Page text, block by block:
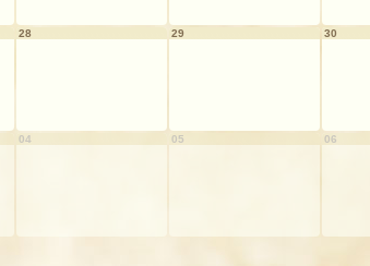
28 29 30
04 05 06